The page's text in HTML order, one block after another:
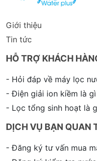
Giới thiệu
Tin tức
HỖ TRỢ KHÁCH
- Hỏi đáp về máy lọc
- Điện giải ion kiềm là gì
- Lọc tổng sinh hoạt là
DỊCH VỤ BẠN QUAN
- Đăng ký tư vấn mua